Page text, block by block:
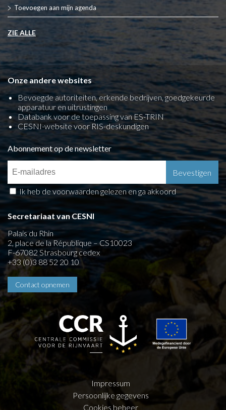
Toevoegen aan mijn agenda
ZIE ALLE
Onze andere websites
Bevoegde autoriteiten, erkende bedrijven, goedgekeurde
apparatuur en uitrustingen
Databank voor de toepassing van ES-TRIN
CESNI-website voor RIS-deskundigen
Abonnement op de newsletter
Ik heb de voorwaarden gelezen en ga akkoord
Secretariaat van CESNI
Palais du Rhin
2, place de la République – CS10023
F-67082 Strasbourg cedex
+33 (0)3 88 52 20 10
Contact opnemen
Impressum
Persoonlijke gegevens
Cookies beheer